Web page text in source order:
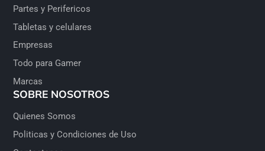
Partes y Perifericos
Tabletas y celulares
Empresas
Todo para Gamer
Marcas
SOBRE NOSOTROS
Quienes Somos
Politicas y Condiciones de Uso